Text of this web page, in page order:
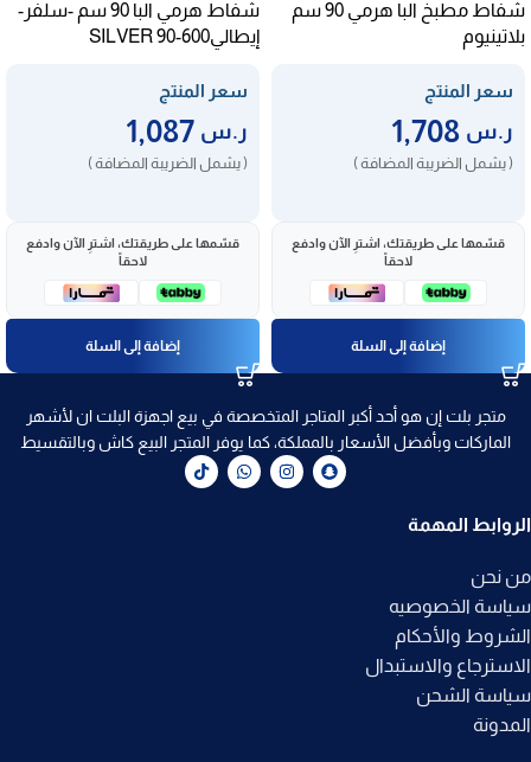
شفاط مطبخ البا هرمي 90 سم
بلاتينيوم
سعر المنتج
ر.س
( يشمل الضريبة المضافة )
قسّمها على طريقتك، اشترِ الآن وادفع
لاحقاً
إضافة إلى السلة
شفاط هرمي البا 90 سم -سلفر-
إيطاليSILVER 90-600
سعر المنتج
ر.س
( يشمل الضريبة المضافة )
قسّمها على طريقتك، اشترِ الآن وادفع
لاحقاً
إضافة إلى السلة
متجر بلت إن هو أحد أكبر المتاجر المتخصصة في بيع اجهزة البلت ان لأشهر
الماركات وبأفضل الأسعار بالمملكة، كما يوفر المتجر البيع كاش وبالتقسيط
الروابط المهمة
من نحن
سياسة الخصوصيه
الشروط والأحكام
الاسترجاع والاستبدال
سياسة الشحن
المدونة